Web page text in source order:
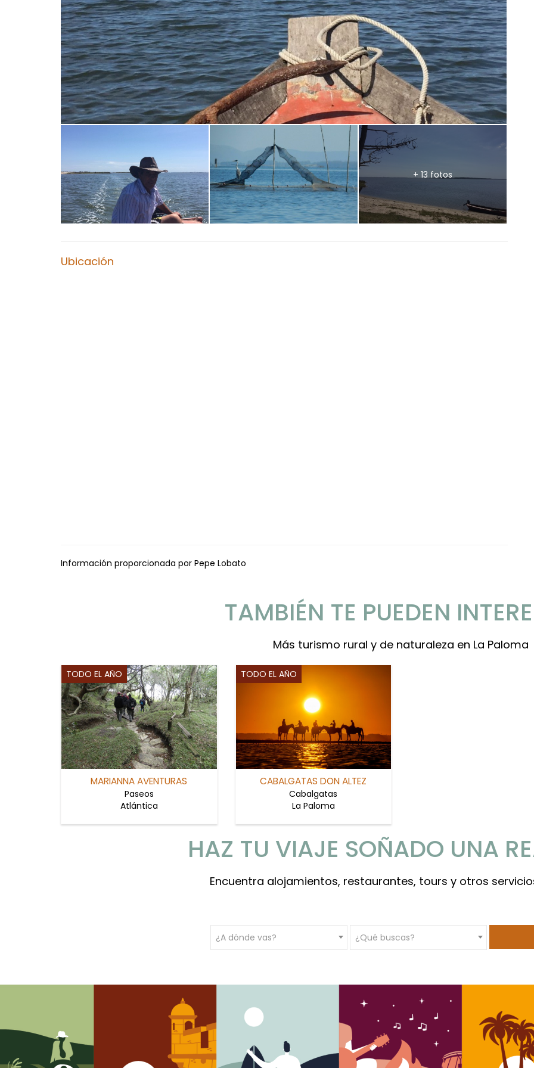
+ 13 fotos
Ubicación
Información proporcionada por Pepe Lobato
TAMBIÉN TE PUEDEN
Más turismo rural y de naturaleza en La Paloma
TODO EL AÑO
MARIANNA AVENTURAS
Paseos
Atlántica
TODO EL AÑO
CABALGATAS DON ALTEZ
Cabalgatas
La Paloma
HAZ TU VIAJE SOÑADO UNA
Encuentra alojamientos, restaurantes, tours y otros
¿A dónde vas? ¿Qué buscas?